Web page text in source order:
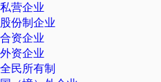
私营企业
股份制企业
合资企业
外资企业
全民所有制